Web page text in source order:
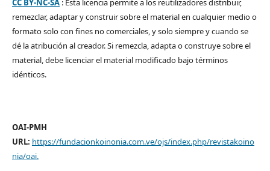
CC BY-NC-SA: Esta licencia permite a los reutilizadores distribuir,
remezclar, adaptar y construir sobre el material en cualquier medio o
formato solo con fines no comerciales, y solo siempre y cuando se
dé la atribución al creador. Si remezcla, adapta o construye sobre el
material, debe licenciar el material modificado bajo términos
idénticos.
OAI-PMH
URL: https://fundacionkoinonia.com.ve/ojs/index.php/revistakoino
nia/oai.